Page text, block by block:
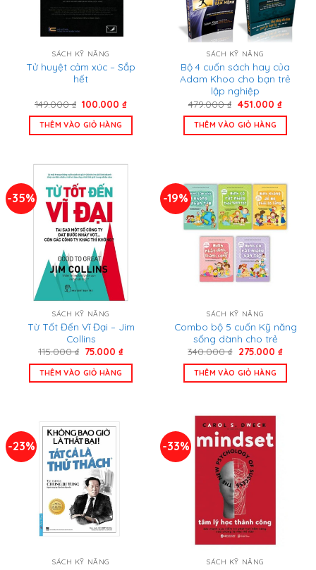
SÁCH KỸ NĂNG
Tử huyệt cảm xúc – Sắp
hết
149.000₫ Giá
là:
149.000 ₫.
100.000₫Giá
THÊM VÀO GIỎ HÀNG
SÁCH KỸ NĂNG
Bộ 4 cuốn sách hay của
Adam Khoo cho bạn trẻ
lập nghiệp
479.000₫ Giá
là:
479.000 ₫.
451.000₫Giá
THÊM VÀO GIỎ HÀNG
-35%
SÁCH KỸ NĂNG
Từ Tốt Đến Vĩ Đại – Jim
Collins
115.000₫ Giá
là:
115.000 ₫.
75.000₫Giá
tại
THÊM VÀO GIỎ HÀNG
-19%
SÁCH KỸ NĂNG
Combo bộ 5 cuốn Kỹ năng
sống dành cho trẻ
340.000₫ Giá
là:
340.000 ₫.
275.000 ₫Giá
tại
THÊM VÀO GIỎ HÀNG
-23%
SÁCH KỸ NĂNG
-33%
SÁCH KỸ NĂNG